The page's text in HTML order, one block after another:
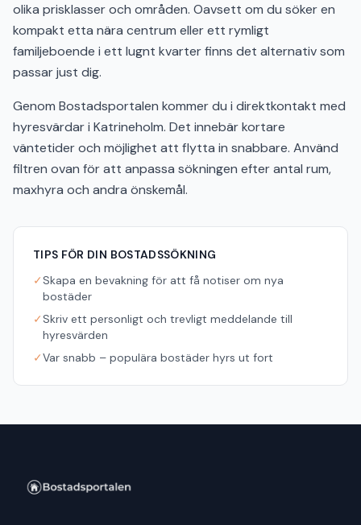
olika prisklasser och områden. Oavsett om du söker en
kompakt etta nära centrum eller ett rymligt
familjeboende i ett lugnt kvarter finns det alternativ som
passar just dig.
Genom Bostadsportalen kommer du i direktkontakt med
hyresvärdar i Katrineholm. Det innebär kortare
väntetider och möjlighet att flytta in snabbare. Använd
filtren ovan för att anpassa sökningen efter antal rum,
maxhyra och andra önskemål.
TIPS FÖR DIN BOSTADSSÖKNING
✓Skapa en bevakning för att få notiser om nya
bostäder
✓Skriv ett personligt och trevligt meddelande till
hyresvärden
✓Var snabb – populära bostäder hyrs ut fort